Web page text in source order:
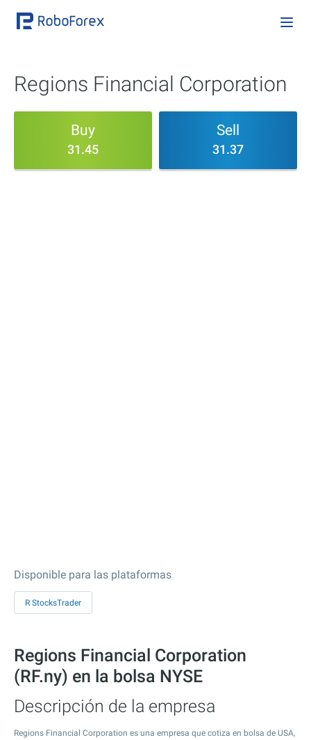
Regions Financial Corporation
Buy
31.45
Sell
31.37
Disponible para las plataformas
R StocksTrader
Regions Financial Corporation
(RF.ny) en la bolsa NYSE
Descripción de la empresa
Regions Financial Corporation es una empresa que cotiza en bolsa de USA,